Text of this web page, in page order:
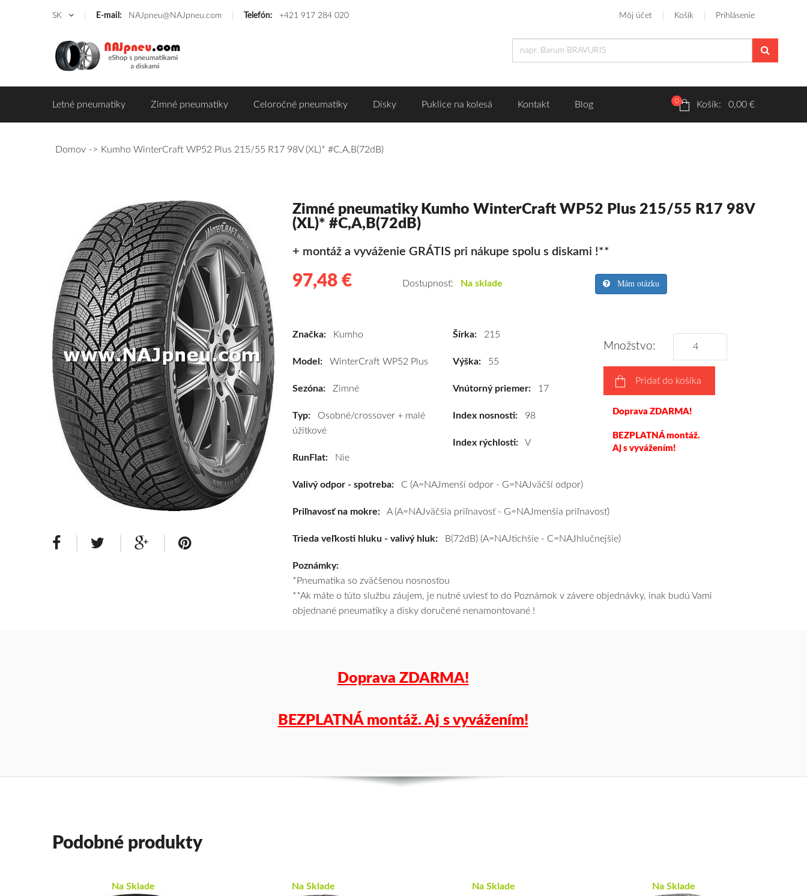
SK E-mail: NAJpneu@NAJpneu.com Telefón: +421 917 284 020 Môj účet Košík Prihlásenie
Letné pneumatiky Zimné pneumatiky Celoročné pneumatiky Disky Puklice na kolesá Kontakt Blog 0 Košík: 0,00 €
Domov Kumho WinterCraft WP52 Plus 215/55 R17 98V (XL)* #C,A,B(72dB)
Zimné pneumatiky Kumho WinterCraft WP52 Plus 215/55 R17 98V
(XL)* #C,A,B(72dB)
+ montáž a vyváženie GRÁTIS pri nákupe spolu s diskami !**
97,48 €
osobné
vozidlo
WinterCraft
Plus
#C,A,B(72dB)
výhodnú
k
tomu
vám
podľa
výberu
Dostupnosť: Na sklade Mám otázku
Značka: Kumho
Model: WinterCraft WP52 Plus
Sezóna: Zimné
Typ: Osobné/crossover + malé
úžitkové
RunFlat: Nie
Šírka:215
Výška:55
Vnútorný priemer:17
Index nosnosti:98
Index rýchlosti:V
Množstvo:
Pridať do košíka
Doprava ZDARMA!
BEZPLATNÁ montáž.
Aj s vyvážením!
Valivý odpor - spotreba: C (A=NAJmenší odpor - G=NAJväčší odpor)
Priľnavosť na mokre: A (A=NAJväčšia priľnavosť - G=NAJmenšia priľnavosť)
Trieda veľkosti hluku - valivý hluk: B(72dB) (A=NAJtichšie - C=NAJhlučnejšie)
Poznámky:
*Pneumatika so zväčšenou nosnosťou
**Ak máte o túto službu záujem, je nutné uviesť to do Poznámok v závere objednávky, inak budú Vami
objednané pneumatiky a disky doručené nenamontované !
Doprava ZDARMA!
BEZPLATNÁ montáž. Aj s vyvážením!
Podobné produkty
Na Sklade Na Sklade Na Sklade Na Sklade